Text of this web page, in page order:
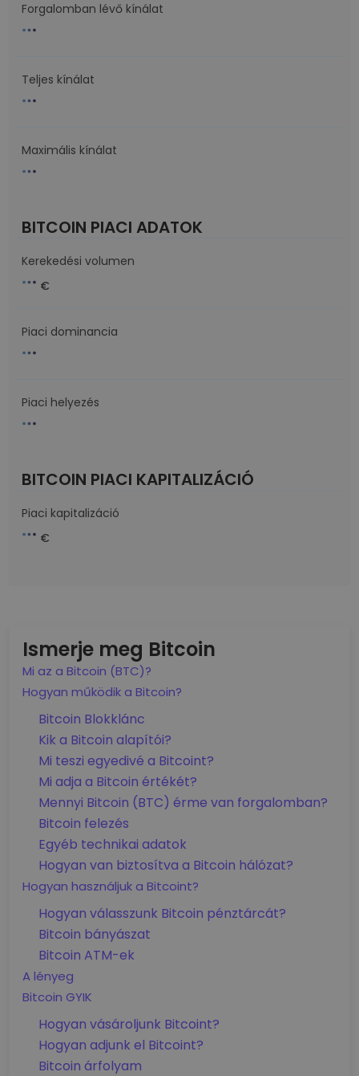
Ismerje meg Bitcoin
Mi az a Bitcoin (BTC)?
Hogyan működik a Bitcoin?
Bitcoin Blokklánc
Kik a Bitcoin alapítói?
Mi teszi egyedivé a Bitcoint?
Mi adja a Bitcoin értékét?
Mennyi Bitcoin (BTC) érme van forgalomban?
Bitcoin felezés
Egyéb technikai adatok
Hogyan van biztosítva a Bitcoin hálózat?
Hogyan használjuk a Bitcoint?
Hogyan válasszunk Bitcoin pénztárcát?
Bitcoin bányászat
Bitcoin ATM-ek
A lényeg
Bitcoin GYIK
Hogyan vásároljunk Bitcoint?
Hogyan adjunk el Bitcoint?
Bitcoin árfolyam
Forgalomban lévő kínálat
Teljes kínálat
Maximális kínálat
BITCOIN PIACI ADATOK
Kerekedési volumen
€
Piaci dominancia
Piaci helyezés
BITCOIN PIACI KAPITALIZÁCIÓ
Piaci kapitalizáció
€